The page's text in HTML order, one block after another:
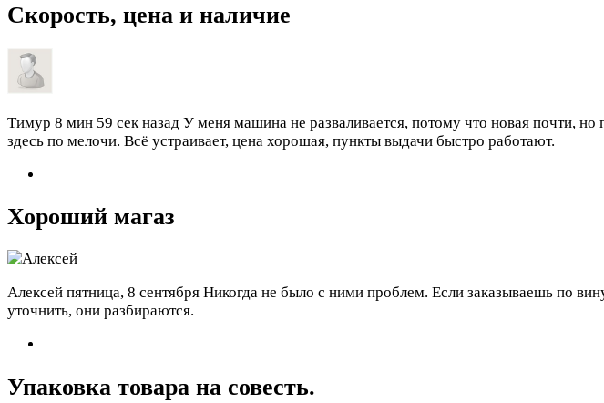
Скорость, цена и наличие
Тимур 8 мин 59 сек назад У меня машина не разваливается, потому что новая почти,
здесь по мелочи. Всё устраивает, цена хорошая, пункты выдачи быстро работают.
Хороший магаз
Алексей пятница, 8 сентября Никогда не было с ними проблем. Если заказываешь по
уточнить, они разбираются.
Упаковка товара на совесть.